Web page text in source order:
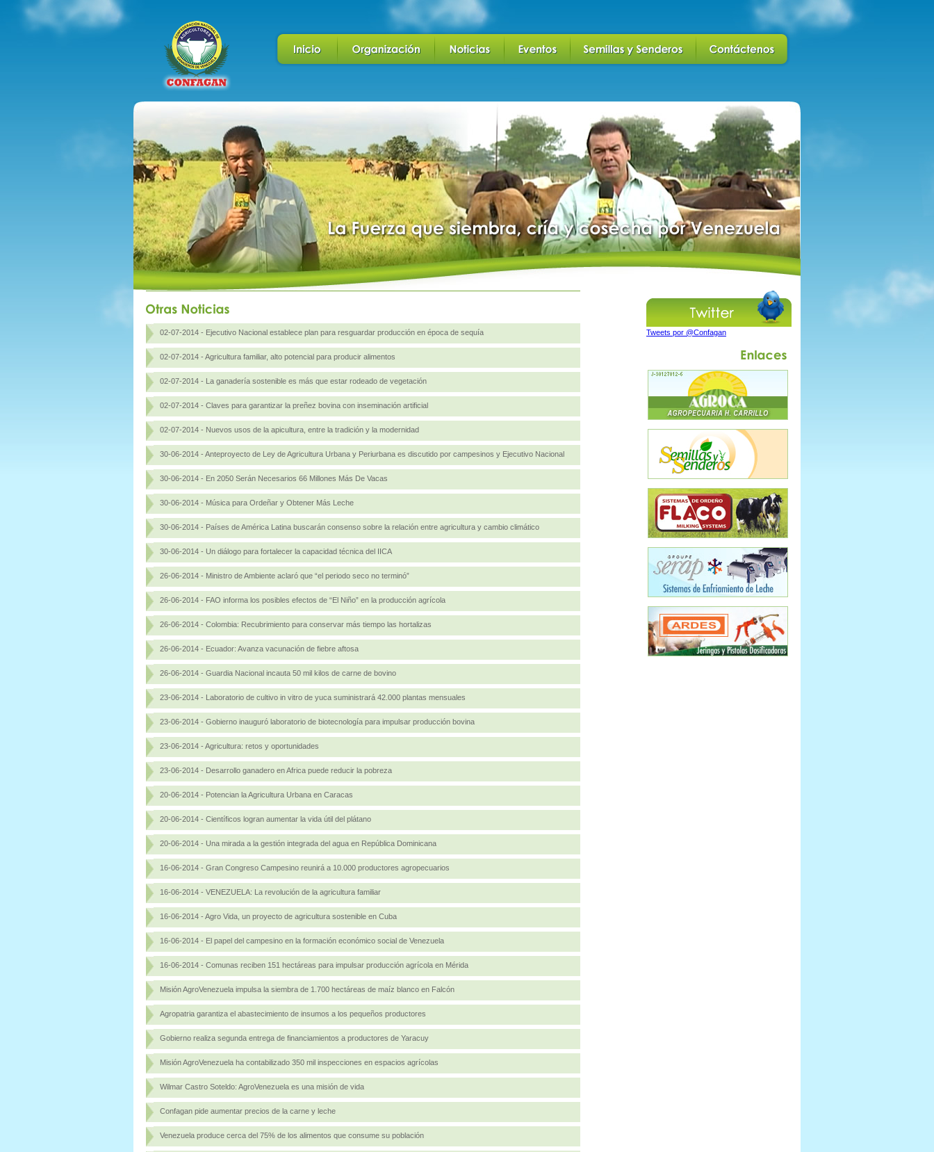
Tweets por @Confagan
02-07-2014 - Ejecutivo Nacional establece plan para resguardar producción en época de sequía
02-07-2014 - Agricultura familiar, alto potencial para producir alimentos
02-07-2014 - La ganadería sostenible es más que estar rodeado de vegetación
02-07-2014 - Claves para garantizar la preñez bovina con inseminación artificial
02-07-2014 - Nuevos usos de la apicultura, entre la tradición y la modernidad
30-06-2014 - Anteproyecto de Ley de Agricultura Urbana y Periurbana es discutido por campesinos y Ejecutivo Nacional
30-06-2014 - En 2050 Serán Necesarios 66 Millones Más De Vacas
30-06-2014 - Música para Ordeñar y Obtener Más Leche
30-06-2014 - Países de América Latina buscarán consenso sobre la relación entre agricultura y cambio climático
30-06-2014 - Un diálogo para fortalecer la capacidad técnica del IICA
26-06-2014 - Ministro de Ambiente aclaró que “el periodo seco no terminó”
26-06-2014 - FAO informa los posibles efectos de “El Niño” en la producción agrícola
26-06-2014 - Colombia: Recubrimiento para conservar más tiempo las hortalizas
26-06-2014 - Ecuador: Avanza vacunación de fiebre aftosa
26-06-2014 - Guardia Nacional incauta 50 mil kilos de carne de bovino
23-06-2014 - Laboratorio de cultivo in vitro de yuca suministrará 42.000 plantas mensuales
23-06-2014 - Gobierno inauguró laboratorio de biotecnología para impulsar producción bovina
23-06-2014 - Agricultura: retos y oportunidades
23-06-2014 - Desarrollo ganadero en Africa puede reducir la pobreza
20-06-2014 - Potencian la Agricultura Urbana en Caracas
20-06-2014 - Científicos logran aumentar la vida útil del plátano
20-06-2014 - Una mirada a la gestión integrada del agua en República Dominicana
16-06-2014 - Gran Congreso Campesino reunirá a 10.000 productores agropecuarios
16-06-2014 - VENEZUELA: La revolución de la agricultura familiar
16-06-2014 - Agro Vida, un proyecto de agricultura sostenible en Cuba
16-06-2014 - El papel del campesino en la formación económico social de Venezuela
16-06-2014 - Comunas reciben 151 hectáreas para impulsar producción agrícola en Mérida
Misión AgroVenezuela impulsa la siembra de 1.700 hectáreas de maíz blanco en Falcón
Agropatria garantiza el abastecimiento de insumos a los pequeños productores
Gobierno realiza segunda entrega de financiamientos a productores de Yaracuy
Misión AgroVenezuela ha contabilizado 350 mil inspecciones en espacios agrícolas
Wilmar Castro Soteldo: AgroVenezuela es una misión de vida
Confagan pide aumentar precios de la carne y leche
Venezuela produce cerca del 75% de los alimentos que consume su población